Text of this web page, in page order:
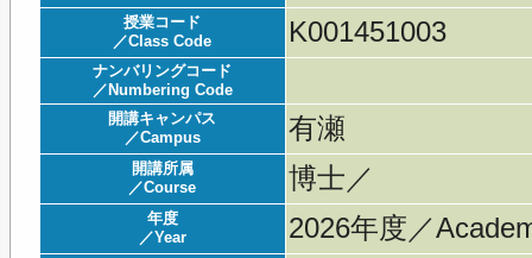
授業コード
／Class Code
K001451003
ナンバリングコード
／Numbering Code
開講キャンパス
／Campus
有瀬
開講所属
／Course
博士／
年度
／Year
2026年度／